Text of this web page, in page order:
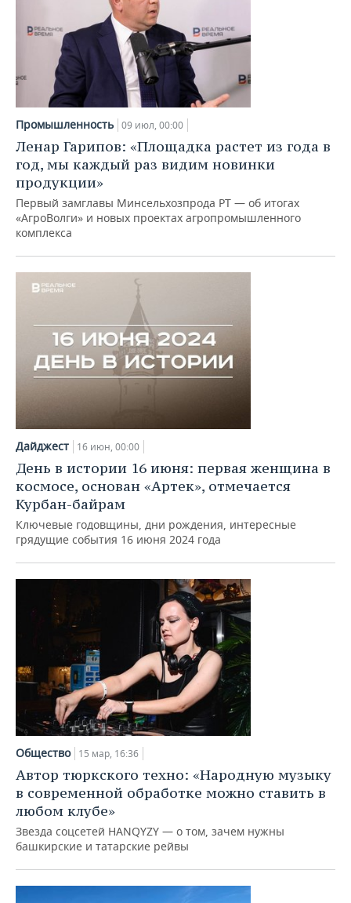
Промышленность 09 июл, 00:00
Ленар Гарипов: «Площадка растет из года в
год, мы каждый раз видим новинки
продукции»
Первый замглавы Минсельхозпрода РТ — об итогах
«АгроВолги» и новых проектах агропромышленного
комплекса
Дайджест 16 июн, 00:00
День в истории 16 июня: первая женщина в
космосе, основан «Артек», отмечается
Курбан-байрам
Ключевые годовщины, дни рождения, интересные
грядущие события 16 июня 2024 года
Общество 15 мар, 16:36
Автор тюркского техно: «Народную музыку
в современной обработке можно ставить в
любом клубе»
Звезда соцсетей HANQYZY — о том, зачем нужны
башкирские и татарские рейвы